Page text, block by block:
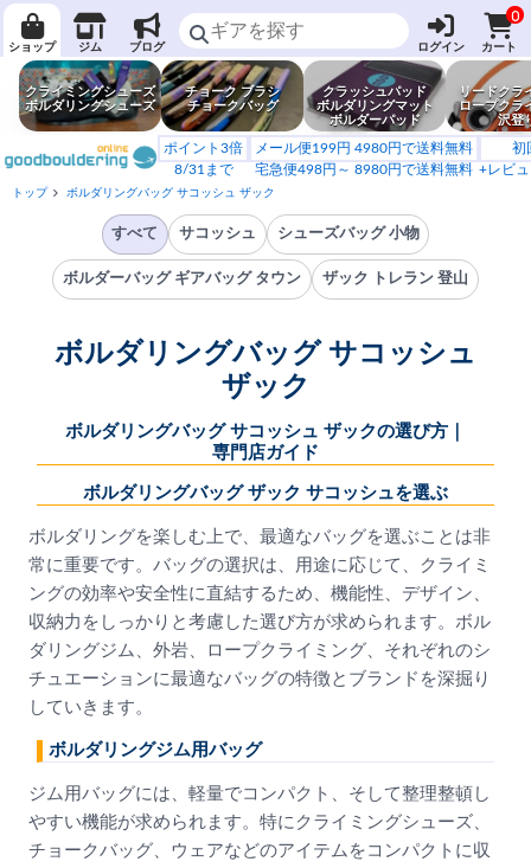
ショップ ジム ブログ ログイン
0
カート
クライミングシューズ
ボルダリングシューズ
チョーク ブラシ
チョークバッグ
クラッシュパッド
ボルダリングマット
ボルダーパッド
リードクラ
ロープクラ
沢登
ポイント3倍
8/31まで
メール便199円 4980円で送料無料
宅急便498円～ 8980円で送料無料
初
+レビ
トップ ボルダリングバッグ サコッシュ ザック
すべて サコッシュ シューズバッグ 小物
ボルダーバッグ ギアバッグ タウン ザック トレラン 登山
ボルダリングバッグ サコッシュ
ザック
ボルダリングバッグ サコッシュ ザックの選び方｜
専門店ガイド
ボルダリングバッグ ザック サコッシュを選ぶ
ボルダリングを楽しむ上で、最適なバッグを選ぶことは非
常に重要です。バッグの選択は、用途に応じて、クライミ
ングの効率や安全性に直結するため、機能性、デザイン、
収納力をしっかりと考慮した選び方が求められます。ボル
ダリングジム、外岩、ロープクライミング、それぞれのシ
チュエーションに最適なバッグの特徴とブランドを深掘り
していきます。
ボルダリングジム用バッグ
ジム用バッグには、軽量でコンパクト、そして整理整頓し
やすい機能が求められます。特にクライミングシューズ、
チョークバッグ、ウェアなどのアイテムをコンパクトに収